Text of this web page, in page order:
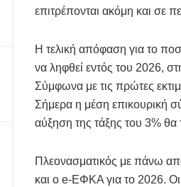
επιτρέπονται ακόμη και σε
Η τελική απόφαση για το
να ληφθεί εντός του 2026,
Σύμφωνα με τις πρώτες
Σήμερα η μέση επικουρική
αύξηση της τάξης του 3%
Πλεονασματικός με πάνω
και ο e-ΕΦΚΑ για το 2026. Οι